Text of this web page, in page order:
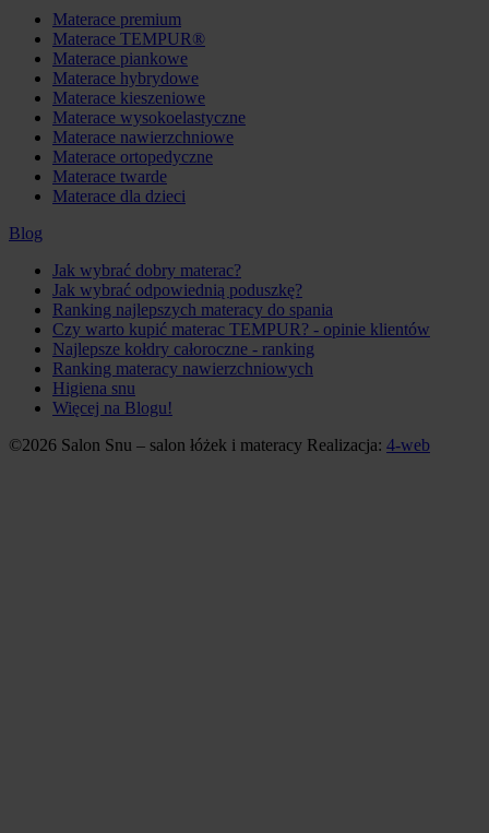
Materace premium
Materace TEMPUR®
Materace piankowe
Materace hybrydowe
Materace kieszeniowe
Materace wysokoelastyczne
Materace nawierzchniowe
Materace ortopedyczne
Materace twarde
Materace dla dzieci
Blog
Jak wybrać dobry materac?
Jak wybrać odpowiednią poduszkę?
Ranking najlepszych materacy do spania
Czy warto kupić materac TEMPUR? - opinie klientów
Najlepsze kołdry całoroczne - ranking
Ranking materacy nawierzchniowych
Higiena snu
Więcej na Blogu!
©2026 Salon Snu – salon łóżek i materacy Realizacja: 4-web